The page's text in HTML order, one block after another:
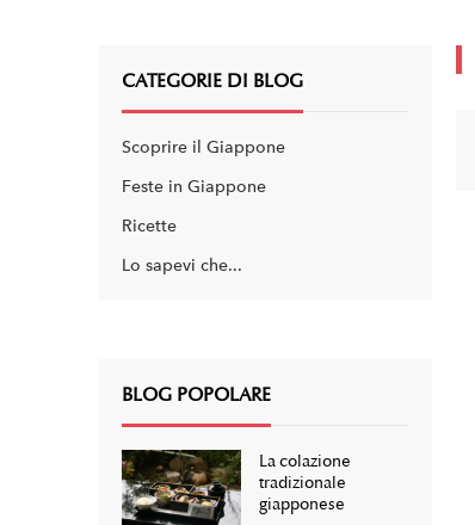
CATEGORIE DI BLOG
Scoprire il Giappone
Feste in Giappone
Ricette
Lo sapevi che...
BLOG POPOLARE
La colazione
tradizionale
giapponese